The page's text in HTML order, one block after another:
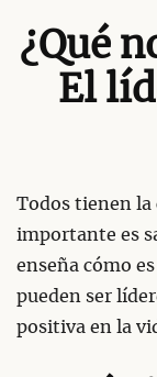
¿Qué
El
Todos tienen la
importante es
enseña cómo
pueden ser
positiva en la